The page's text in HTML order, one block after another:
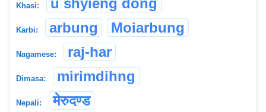
Khasi: u shyieng dong
Karbi: arbung Moiarbung
Nagamese: raj-har
Dimasa: mirimdihng
Nepali: मेरुदण्ड